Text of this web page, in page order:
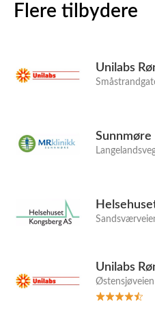
Flere tilbydere
Unilabs
Sunnmøre
Unilabs